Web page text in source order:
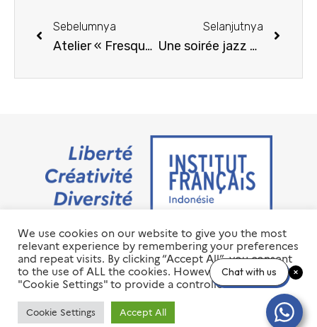
Sebelumnya
Atelier « Fresque du Climat » novembre 2023
Selanjutnya
Une soirée jazz exceptionnelle avec Samy Thiébault et SOOS Chamber Players
Jalan M.H. Thamrin No. 20 Jakarta Pusat 10350
+6221 23 55 79 00
info@ifi-id.com
© 2020 All Right Reserved
INSTITUT FRANÇAIS D’INDONÉSIE – IFI
We use cookies on our website to give you the most
relevant experience by remembering your preferences
and repeat visits. By clicking “Accept All”, you consent
to the use of ALL the cookies. However, you may visit
"Cookie Settings" to provide a controlled consent.
Cookie Settings Accept All
Chat with us